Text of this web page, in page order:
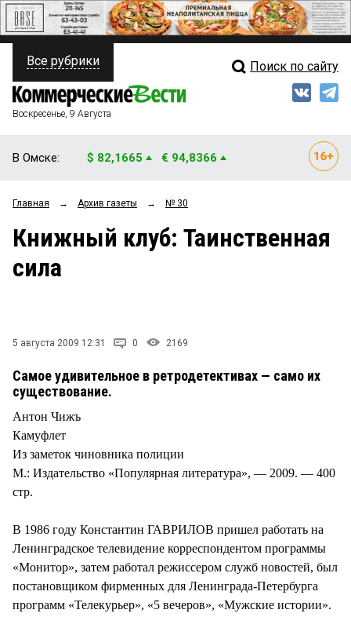
ПОЛИТИКА
ФИНАНСЫ
ОБЩЕСТВО
ЗАКОН
НОВОСТИ КОМПАНИЙ
СТИЛЬ ЖИЗНИ
Свежий выпуск
Рейтинги
Все рубрики Поиск по сайту
Воскресенье, 9 Августа
В Омске: $ 82,1665 € 94,8366
Главная → Архив газеты → № 30
Книжный клуб: Таинственная
сила
5 августа 2009 12:31 0 2169
Самое удивительное в ретродетективах — само их
существование.
Антон Чижъ
Камуфлет
Из заметок чиновника полиции
М.: Издательство «Популярная литература», — 2009. — 400
стр.
В 1986 году Константин ГАВРИЛОВ пришел работать на
Ленинградское телевидение корреспондентом программы
«Монитор», затем работал режиссером служб новостей, был
постановщиком фирменных для Ленинграда-Петербурга
программ «Телекурьер», «5 вечеров», «Мужские истории».